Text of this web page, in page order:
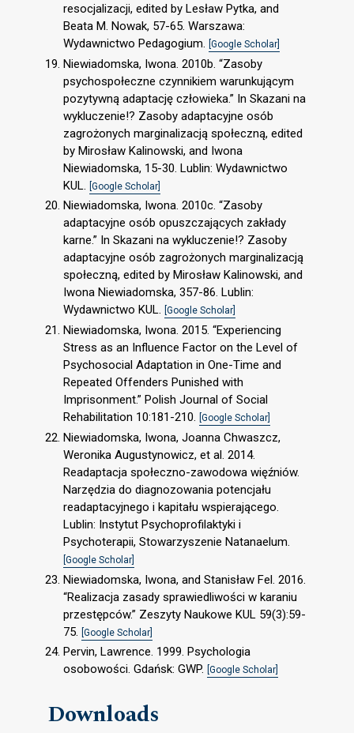
resocjalizacji, edited by Lesław Pytka, and
Beata M. Nowak, 57-65. Warszawa:
Wydawnictwo Pedagogium. [Google Scholar]
Niewiadomska, Iwona. 2010b. “Zasoby
psychospołeczne czynnikiem warunkującym
pozytywną adaptację człowieka.” In Skazani na
wykluczenie!? Zasoby adaptacyjne osób
zagrożonych marginalizacją społeczną, edited
by Mirosław Kalinowski, and Iwona
Niewiadomska, 15-30. Lublin: Wydawnictwo
KUL.
[Google Scholar]
Niewiadomska, Iwona. 2010c. “Zasoby
adaptacyjne osób opuszczających zakłady
karne.” In Skazani na wykluczenie!? Zasoby
adaptacyjne osób zagrożonych marginalizacją
społeczną, edited by Mirosław Kalinowski, and
Iwona Niewiadomska, 357-86. Lublin:
Wydawnictwo KUL. [Google Scholar]
Niewiadomska, Iwona. 2015. “Experiencing
Stress as an Influence Factor on the Level of
Psychosocial Adaptation in One-Time and
Repeated Offenders Punished with
Imprisonment.” Polish Journal of Social
Rehabilitation 10:181-210. [Google Scholar]
Niewiadomska, Iwona, Joanna Chwaszcz,
Weronika Augustynowicz, et al. 2014.
Readaptacja społeczno-zawodowa więźniów.
Narzędzia do diagnozowania potencjału
readaptacyjnego i kapitału wspierającego.
Lublin: Instytut Psychoprofilaktyki i
Psychoterapii, Stowarzyszenie Natanaelum.
[Google Scholar]
Niewiadomska, Iwona, and Stanisław Fel. 2016.
“Realizacja zasady sprawiedliwości w karaniu
przestępców.” Zeszyty Naukowe KUL 59(3):59-
75.
[Google Scholar]
Pervin, Lawrence. 1999. Psychologia
osobowości. Gdańsk: GWP. [Google Scholar]
Downloads